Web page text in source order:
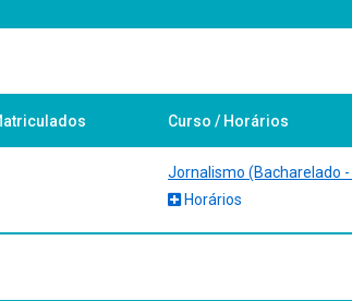
2008. BERNARDET, Jean Claude. O que é
Curso / Horários
Jornalismo (Bacharelado
Horários